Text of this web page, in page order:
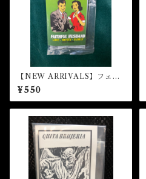
【NEW ARRIVALS】フェイ
トフル・ハズバンド マジカ
ルパウダー・魔女パウダー F
AITHFUL HUSBAND Mag
¥550